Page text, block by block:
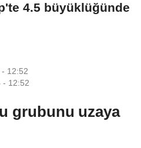
4.5 büyüklüğünde
- 12:52
- 12:52
grubunu uzaya